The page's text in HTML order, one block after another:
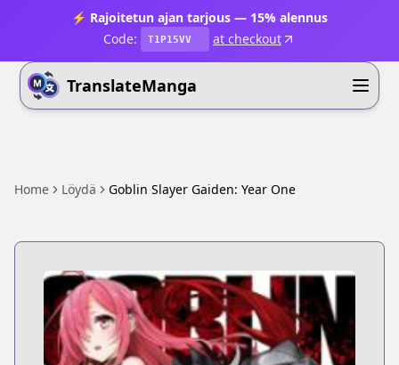
⚡ Rajoitetun ajan tarjous — 15% alennus
Code:
T1P15VV at checkout
TranslateManga
Home Löydä Goblin Slayer Gaiden: Year One